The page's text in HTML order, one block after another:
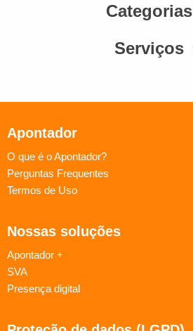
Categorias
Serviços
Apontador
O que é o Apontador?
Perguntas Frequentes
Termos de Uso
Nossas soluções
Apontador +
SVA
Presença digital